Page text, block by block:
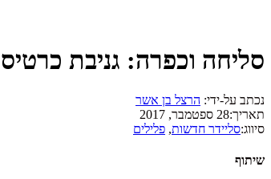
סליחה וכפרה: גניבת
נכתב על-ידי: הרצל בן אשר
תאריך:28 ספטמבר, 2017
סיווג:סליידר חדשות, פלילים
שיתוף